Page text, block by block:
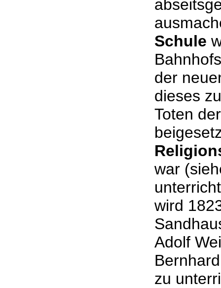
Schule
der
dieses
Toten
war
wird
Adolf
zu